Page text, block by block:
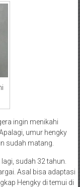
ingin menikahi
umur hengky
sudah matang.
sudah 32 tahun.
Asal bisa adaptasi
Hengky di temui di